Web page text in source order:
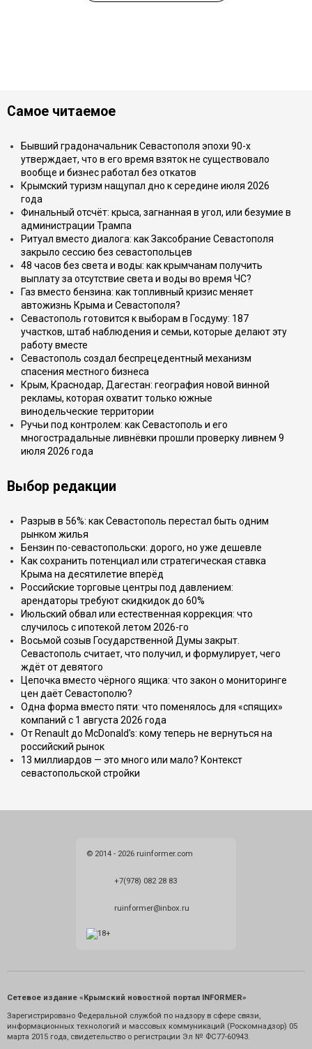
Самое читаемое
Бывший градоначальник Севастополя эпохи 90-х
утверждает, что в его время взяток не существовало
вообще и бизнес работал без откатов
Крымский туризм нащупал дно к середине июля 2026
года
Финальный отсчёт: крыса, загнанная в угол, или безумие в
администрации Трампа
Ритуал вместо диалога: как Заксобрание Севастополя
закрыло сессию без севастопольцев
48 часов без света и воды: как крымчанам получить
выплату за отсутствие света и воды во время ЧС?
Газ вместо бензина: как топливный кризис меняет
автожизнь Крыма и Севастополя?
Севастополь готовится к выборам в Госдуму: 187
участков, штаб наблюдения и семьи, которые делают эту
работу вместе
Севастополь создал беспрецедентный механизм
спасения местного бизнеса
Крым, Краснодар, Дагестан: география новой винной
рекламы, которая охватит только южные
винодельческие территории
Ручьи под контролем: как Севастополь и его
многострадальные ливнёвки прошли проверку ливнем 9
июля 2026 года
Выбор редакции
Разрыв в 56%: как Севастополь перестал быть одним
рынком жилья
Бензин по-севастопольски: дорого, но уже дешевле
Как сохранить потенциал или стратегическая ставка
Крыма на десятилетие вперёд
Российские торговые центры под давлением:
арендаторы требуют скидкидок до 60%
Июльский обвал или естественная коррекция: что
случилось с ипотекой летом 2026-го
Восьмой созыв Государственной Думы закрыт.
Севастополь считает, что получил, и формулирует, чего
ждёт от девятого
Цепочка вместо чёрного ящика: что закон о мониторинге
цен даёт Севастополю?
Одна форма вместо пяти: что поменялось для «спящих»
компаний с 1 августа 2026 года
От Renault до McDonald's: кому теперь не вернуться на
российский рынок
13 миллиардов — это много или мало? Контекст
севастопольской стройки
© 2014 - 2026 ruinformer.com
+7(978) 082 28 83
ruinformer@inbox.ru
Сетевое издание «Крымский новостной портал INFORMER»
Зарегистрировано Федеральной службой по надзору в сфере связи,
информационных технологий и массовых коммуникаций (Роскомнадзор) 05
марта 2015 года, свидетельство о регистрации Эл № ФС77-60943.